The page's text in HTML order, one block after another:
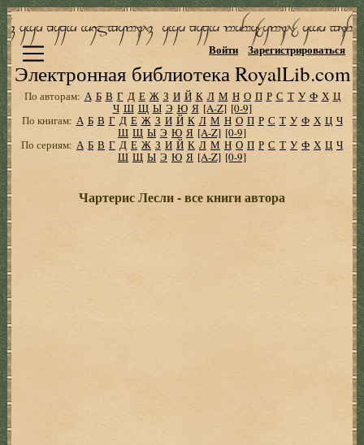
Электронная библиотека RoyalLib.com
Войти Зарегистрироваться
По авторам: А Б В Г Д Е Ж З И Й К Л М Н О П Р С Т У Ф Х Ц
Ч Ш Щ Ы Э Ю Я [A-Z] [0-9]
По книгам: А Б В Г Д Е Ж З И Й К Л М Н О П Р С Т У Ф Х Ц Ч
Ш Щ Ы Э Ю Я [A-Z] [0-9]
По сериям: А Б В Г Д Е Ж З И Й К Л М Н О П Р С Т У Ф Х Ц Ч
Ш Щ Ы Э Ю Я [A-Z] [0-9]
Чартерис Лесли - все книги автора